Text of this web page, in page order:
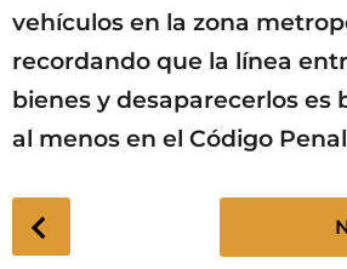
vehículos en la zona
recordando que la línea
bienes y desaparecerlos es
al menos en el Código
o